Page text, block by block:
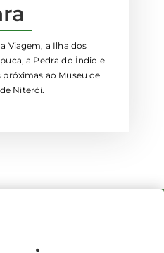
Viagem, a Ilha dos
a Pedra do Índio e
próximas ao Museu de
Niterói.